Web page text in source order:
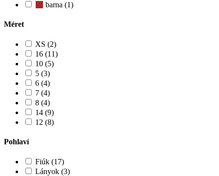
barna (1)
Méret
XS (2)
16 (11)
10 (5)
5 (3)
6 (4)
7 (4)
8 (4)
14 (9)
12 (8)
Pohlaví
Fiúk (17)
Lányok (3)